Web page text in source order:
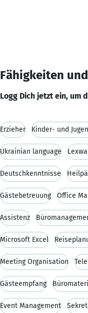
Fähigkeiten
Logg Dich jetzt ein, um
Erzieher Kinder- und
Ukrainian language
Deutschkenntnisse
Gästebetreuung Office
Assistenz
Microsoft Excel
Meeting Organisation
Gästeempfang
Event Management